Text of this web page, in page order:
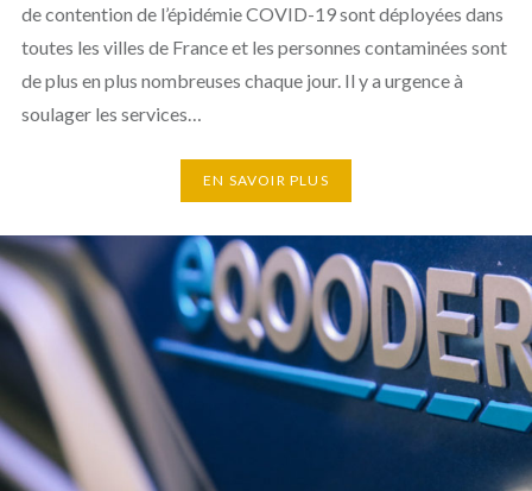
de contention de l’épidémie COVID-19 sont déployées dans
toutes les villes de France et les personnes contaminées sont
de plus en plus nombreuses chaque jour. Il y a urgence à
soulager les services…
EN SAVOIR PLUS